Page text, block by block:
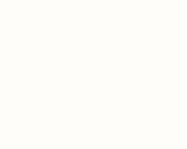
jaoks